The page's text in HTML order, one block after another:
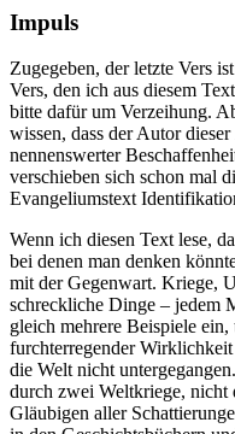
Impuls
Zugegeben, der letzte Vers
Vers, den ich aus diesem
bitte dafür um Verzeihung.
wissen, dass der Autor
nennenswerter
verschieben sich schon mal
Evangeliumstext
Wenn ich diesen Text lese,
bei denen man denken
mit der Gegenwart. Kriege,
schreckliche Dinge – jedem
gleich mehrere Beispiele
furchterregender
die Welt nicht
durch zwei Weltkriege, nicht
Gläubigen aller